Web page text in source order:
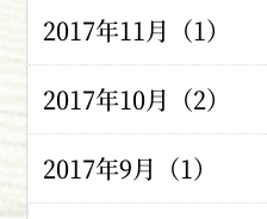
2017年11月（1）
2017年10月（2）
2017年9月（1）